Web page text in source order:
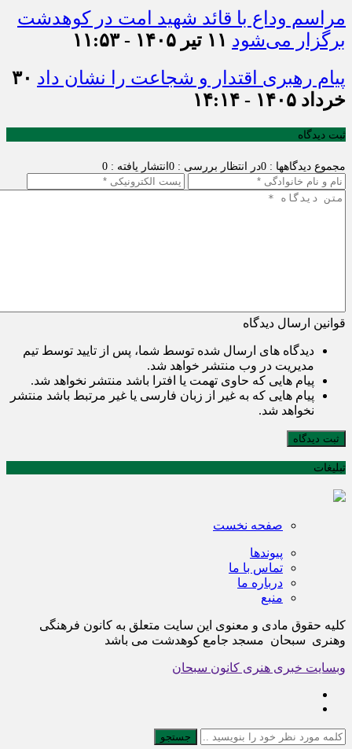
مراسم وداع با قائد شهید امت در کوهدشت
برگزار می‌شود ۱۱ تیر ۱۴۰۵ - ۱۱:۵۳
پیام رهبری اقتدار و شجاعت را نشان داد ۳۰
خرداد ۱۴۰۵ - ۱۴:۱۴
ثبت دیدگاه
مجموع دیدگاهها : 0 در انتظار بررسی : 0 انتشار یافته : 0
قوانین ارسال دیدگاه
دیدگاه های ارسال شده توسط شما، پس از تایید توسط تیم
مدیریت در وب منتشر خواهد شد.
پیام هایی که حاوی تهمت یا افترا باشد منتشر نخواهد شد.
پیام هایی که به غیر از زبان فارسی یا غیر مرتبط باشد منتشر
نخواهد شد.
ثبت دیدگاه
تبلیغات
صفحه نخست
پیوندها
تماس با ما
درباره ما
منبع
کلیه حقوق مادی و معنوی این سایت متعلق به کانون فرهنگی
وهنری سبحان مسجد جامع کوهدشت می باشد
وبسایت خبری هنری کانون سبحان
جستجو